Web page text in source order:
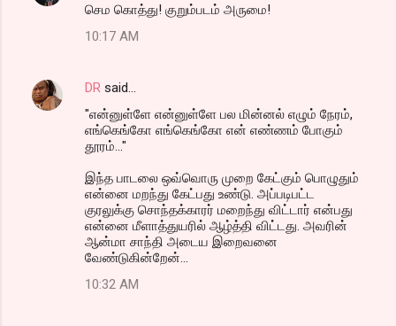
செம கொத்து! குறும்படம் அருமை!
10:17 AM
DR said…
"என்னுள்ளே என்னுள்ளே பல மின்னல் எழும் நேரம்,
எங்கெங்கோ எங்கெங்கோ என் எண்ணம் போகும்
தூரம்..."
இந்த பாடலை ஒவ்வொரு முறை கேட்கும் பொழுதும்
என்னை மறந்து கேட்பது உண்டு. அப்படிபட்ட
குரலுக்கு சொந்தக்காரர் மறைந்து விட்டார் என்பது
என்னை மீளாத்துயரில் ஆழ்த்தி விட்டது. அவரின்
ஆன்மா சாந்தி அடைய இறைவனை
வேண்டுகின்றேன்...
10:32 AM